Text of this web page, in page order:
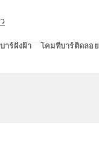
าร์ฝังฝ้า โคมทีบาร์ติดลอย